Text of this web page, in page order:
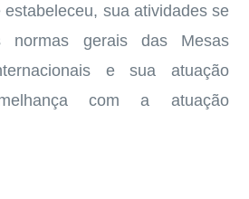
estabeleceu, sua atividades se
normas gerais das Mesas
e sua atuação
com a atuação